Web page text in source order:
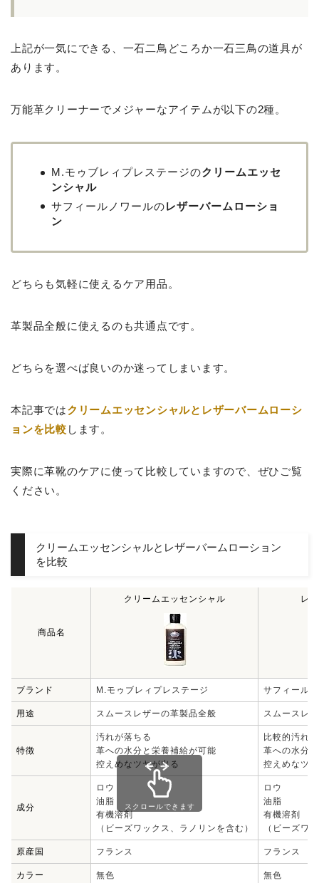
上記が一気にできる、一石二鳥どころか一石三鳥の道具が
あります。
万能革クリーナーでメジャーなアイテムが以下の2種。
M.モゥブレィプレステージのクリームエッセ
ンシャル
サフィールノワールのレザーバームローショ
ン
どちらも気軽に使えるケア用品。
革製品全般に使えるのも共通点です。
どちらを選べば良いのか迷ってしまいます。
本記事ではクリームエッセンシャルとレザーバームローシ
ョンを比較 します。
実際に革靴のケアに使って比較していますので、ぜひご覧
ください。
クリームエッセンシャルとレザーバームローション
を比較
商品名
クリームエッセンシャル レ
ブランド M.モゥブレィプレステージ サフィール
用途 スムースレザーの革製品全般 スムースレ
特徴
汚れが落ちる
革への水分と栄養補給が可能
控えめなツヤが出る
比較的汚れ
革への水分
控えめなツ
成分
ロウ
油脂
有機溶剤
（ビーズワックス、ラノリンを含む）
ロウ
油脂
有機溶剤
（ビーズワ
原産国 フランス フランス
カラー 無色 無色
スクロールできます